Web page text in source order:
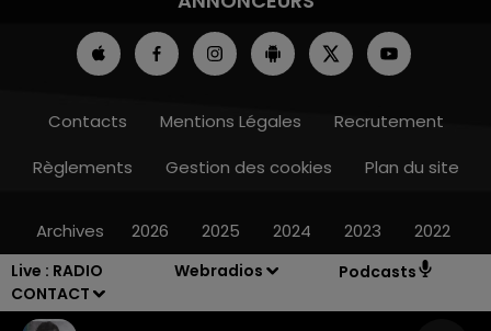
Live : RADIO
CONTACT
Webradios Podcasts
Contacts Mentions Légales
Recrutement
Règlements
Gestion des cookies Plan du site
Archives 2026 2025 2024 2023 2022